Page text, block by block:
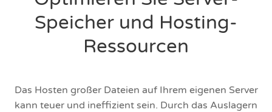
Speicher und Hosting-
Ressourcen
Das Hosten großer Dateien auf Ihrem eigenen Server
kann teuer und ineffizient sein. Durch das Auslagern